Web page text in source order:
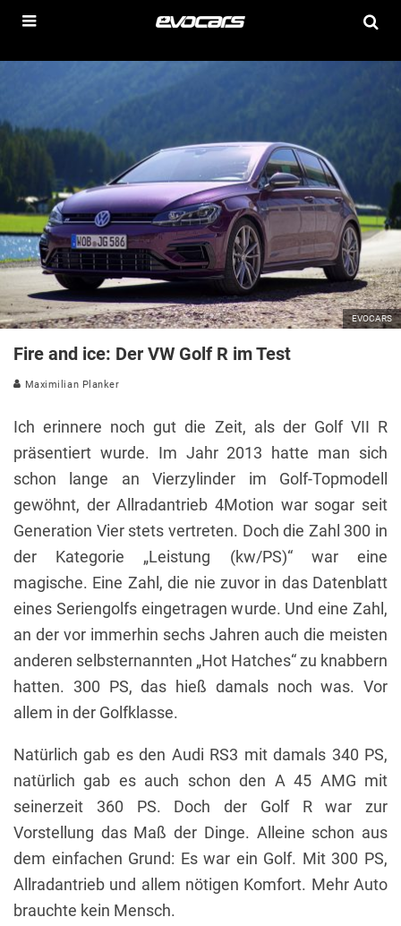
EVOCARS
Fire and ice: Der VW Golf R im Test
Maximilian Planker
Ich erinnere noch gut die Zeit, als der Golf VII R
präsentiert wurde. Im Jahr 2013 hatte man sich
schon lange an Vierzylinder im Golf-Topmodell
gewöhnt, der Allradantrieb 4Motion war sogar seit
Generation Vier stets vertreten. Doch die Zahl 300 in
der Kategorie „Leistung (kw/PS)“ war eine
magische. Eine Zahl, die nie zuvor in das Datenblatt
eines Seriengolfs eingetragen wurde. Und eine Zahl,
an der vor immerhin sechs Jahren auch die meisten
anderen selbsternannten „Hot Hatches“ zu knabbern
hatten. 300 PS, das hieß damals noch was. Vor
allem in der Golfklasse.
Natürlich gab es den Audi RS3 mit damals 340 PS,
natürlich gab es auch schon den A 45 AMG mit
seinerzeit 360 PS. Doch der Golf R war zur
Vorstellung das Maß der Dinge. Alleine schon aus
dem einfachen Grund: Es war ein Golf. Mit 300 PS,
Allradantrieb und allem nötigen Komfort. Mehr Auto
brauchte kein Mensch.